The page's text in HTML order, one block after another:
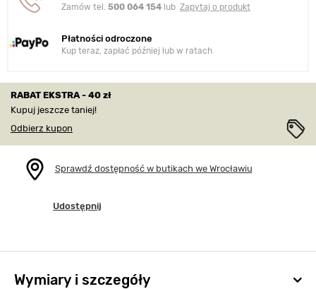
Zamów tel. 500 064 154 lub Zapytaj o produkt
Płatności odroczone
Kup teraz, zapłać później lub w ratach
RABAT EKSTRA - 40 zł
Kupuj jeszcze taniej!
Odbierz kupon
Sprawdź dostępność w butikach we Wrocławiu
Udostępnij
Wymiary i szczegóły